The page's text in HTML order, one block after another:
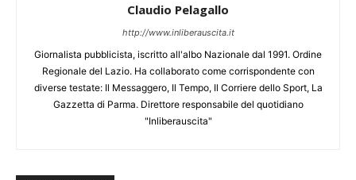
Claudio Pelagallo
http://www.inliberauscita.it
Giornalista pubblicista, iscritto all'albo Nazionale dal 1991. Ordine
Regionale del Lazio. Ha collaborato come corrispondente con
diverse testate: Il Messaggero, Il Tempo, Il Corriere dello Sport, La
Gazzetta di Parma. Direttore responsabile del quotidiano
"Inliberauscita"